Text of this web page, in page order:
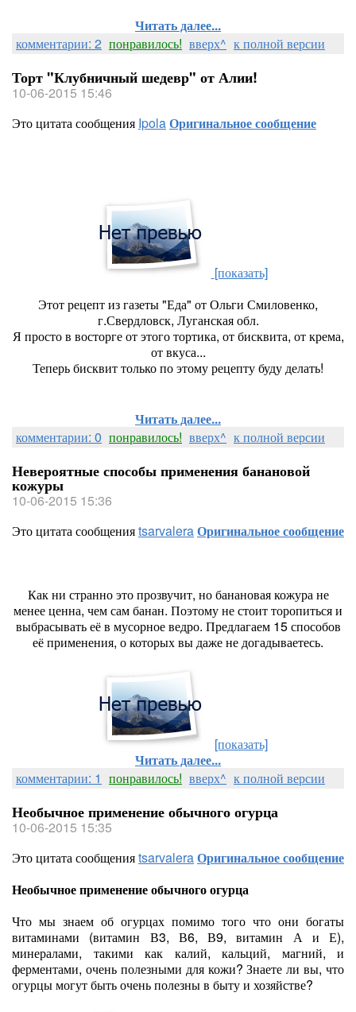
Читать далее...
комментарии: 2 понравилось! вверх^ к полной версии
Торт "Клубничный шедевр" от Алии!
10-06-2015 15:46
Это цитата сообщения IpolaОригинальное сообщение
[показать]
Этот рецепт из газеты "Еда" от Ольги Смиловенко,
г.Свердловск, Луганская обл.
Я просто в восторге от этого тортика, от бисквита, от крема,
от вкуса...
Теперь бисквит только по этому рецепту буду делать!
Читать далее...
комментарии: 0 понравилось! вверх^ к полной версии
Невероятные способы применения банановой
кожуры
10-06-2015 15:36
Это цитата сообщенияtsarvaleraОригинальное сообщение
Как ни странно это прозвучит, но банановая кожура не
менее ценна, чем сам банан. Поэтому не стоит торопиться и
выбрасывать её в мусорное ведро. Предлагаем 15 способов
её применения, о которых вы даже не догадываетесь.
[показать]
Читать далее...
комментарии: 1 понравилось! вверх^ к полной версии
Необычное применение обычного огурца
10-06-2015 15:35
Это цитата сообщенияtsarvaleraОригинальное сообщение
Необычное применение обычного огурца
Что мы знаем об огурцах помимо того что они богаты
витаминами (витамин В3, В6, В9, витамин А и Е),
минералами, такими как калий, кальций, магний, и
ферментами, очень полезными для кожи? Знаете ли вы, что
огурцы могут быть очень полезны в быту и хозяйстве?